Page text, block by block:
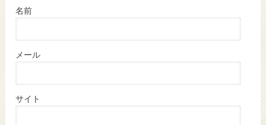
名前
メール
サイト